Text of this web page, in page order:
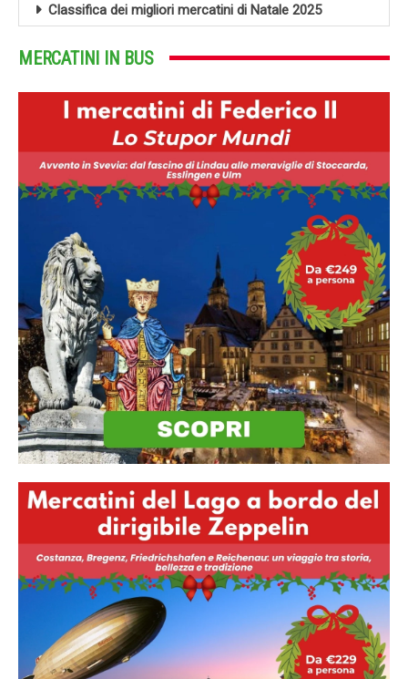
Classifica dei migliori mercatini di Natale 2025
MERCATINI IN BUS